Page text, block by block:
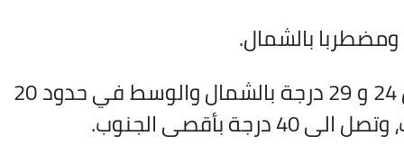
بالشمال.
وتسجل درجات الحرارة استقرارا نسبيا، وتتراوح القصوى بين 24 و 29 درجة بالشمال والوسط في حدود 20
.